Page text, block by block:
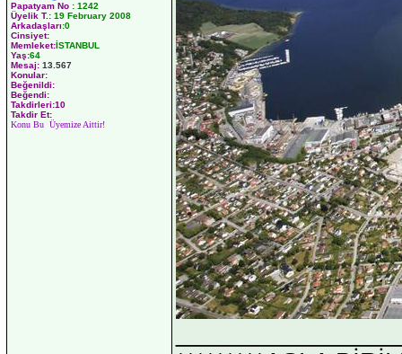
Papatyam No : 1242
Üyelik T.: 19 February 2008
Arkadaşları:0
Cinsiyet:
Memleket:İSTANBUL
Yaş:64
Mesaj: 13.567
Konular:
Beğenildi:
Beğendi:
Takdirleri:10
Takdir Et:
Konu Bu Üyemize Aittir!